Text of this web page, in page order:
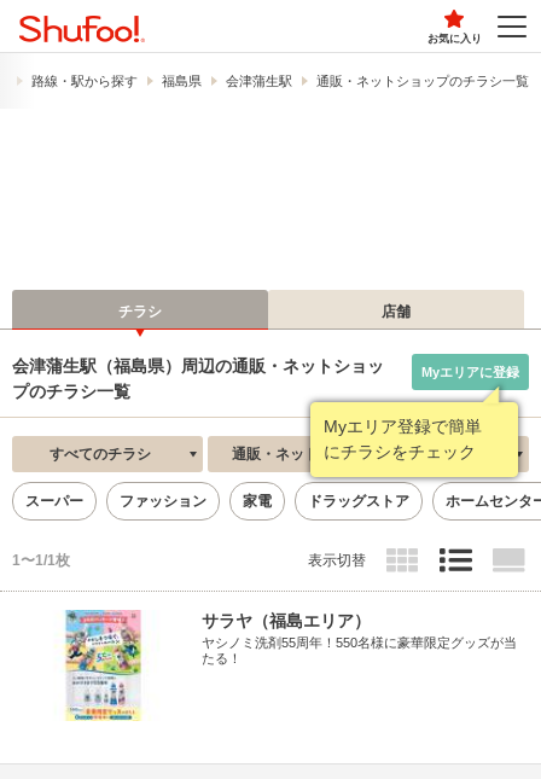
お気に入り
路線・駅から探す 福島県 会津蒲生駅 通販・ネットショップのチラシ一覧
チラシ 店舗
会津蒲生駅（福島県）周辺の通販・ネットショッ
プのチラシ一覧
Myエリア登録で簡単
にチラシをチェック
Myエリアに登録
すべてのチラシ 通販・ネットショップ 新着順
スーパー ファッション 家電 ドラッグストア ホームセンタ
1〜1/1枚 表示切替
サラヤ（福島エリア）
ヤシノミ洗剤55周年！550名様に豪華限定グッズが当
たる！